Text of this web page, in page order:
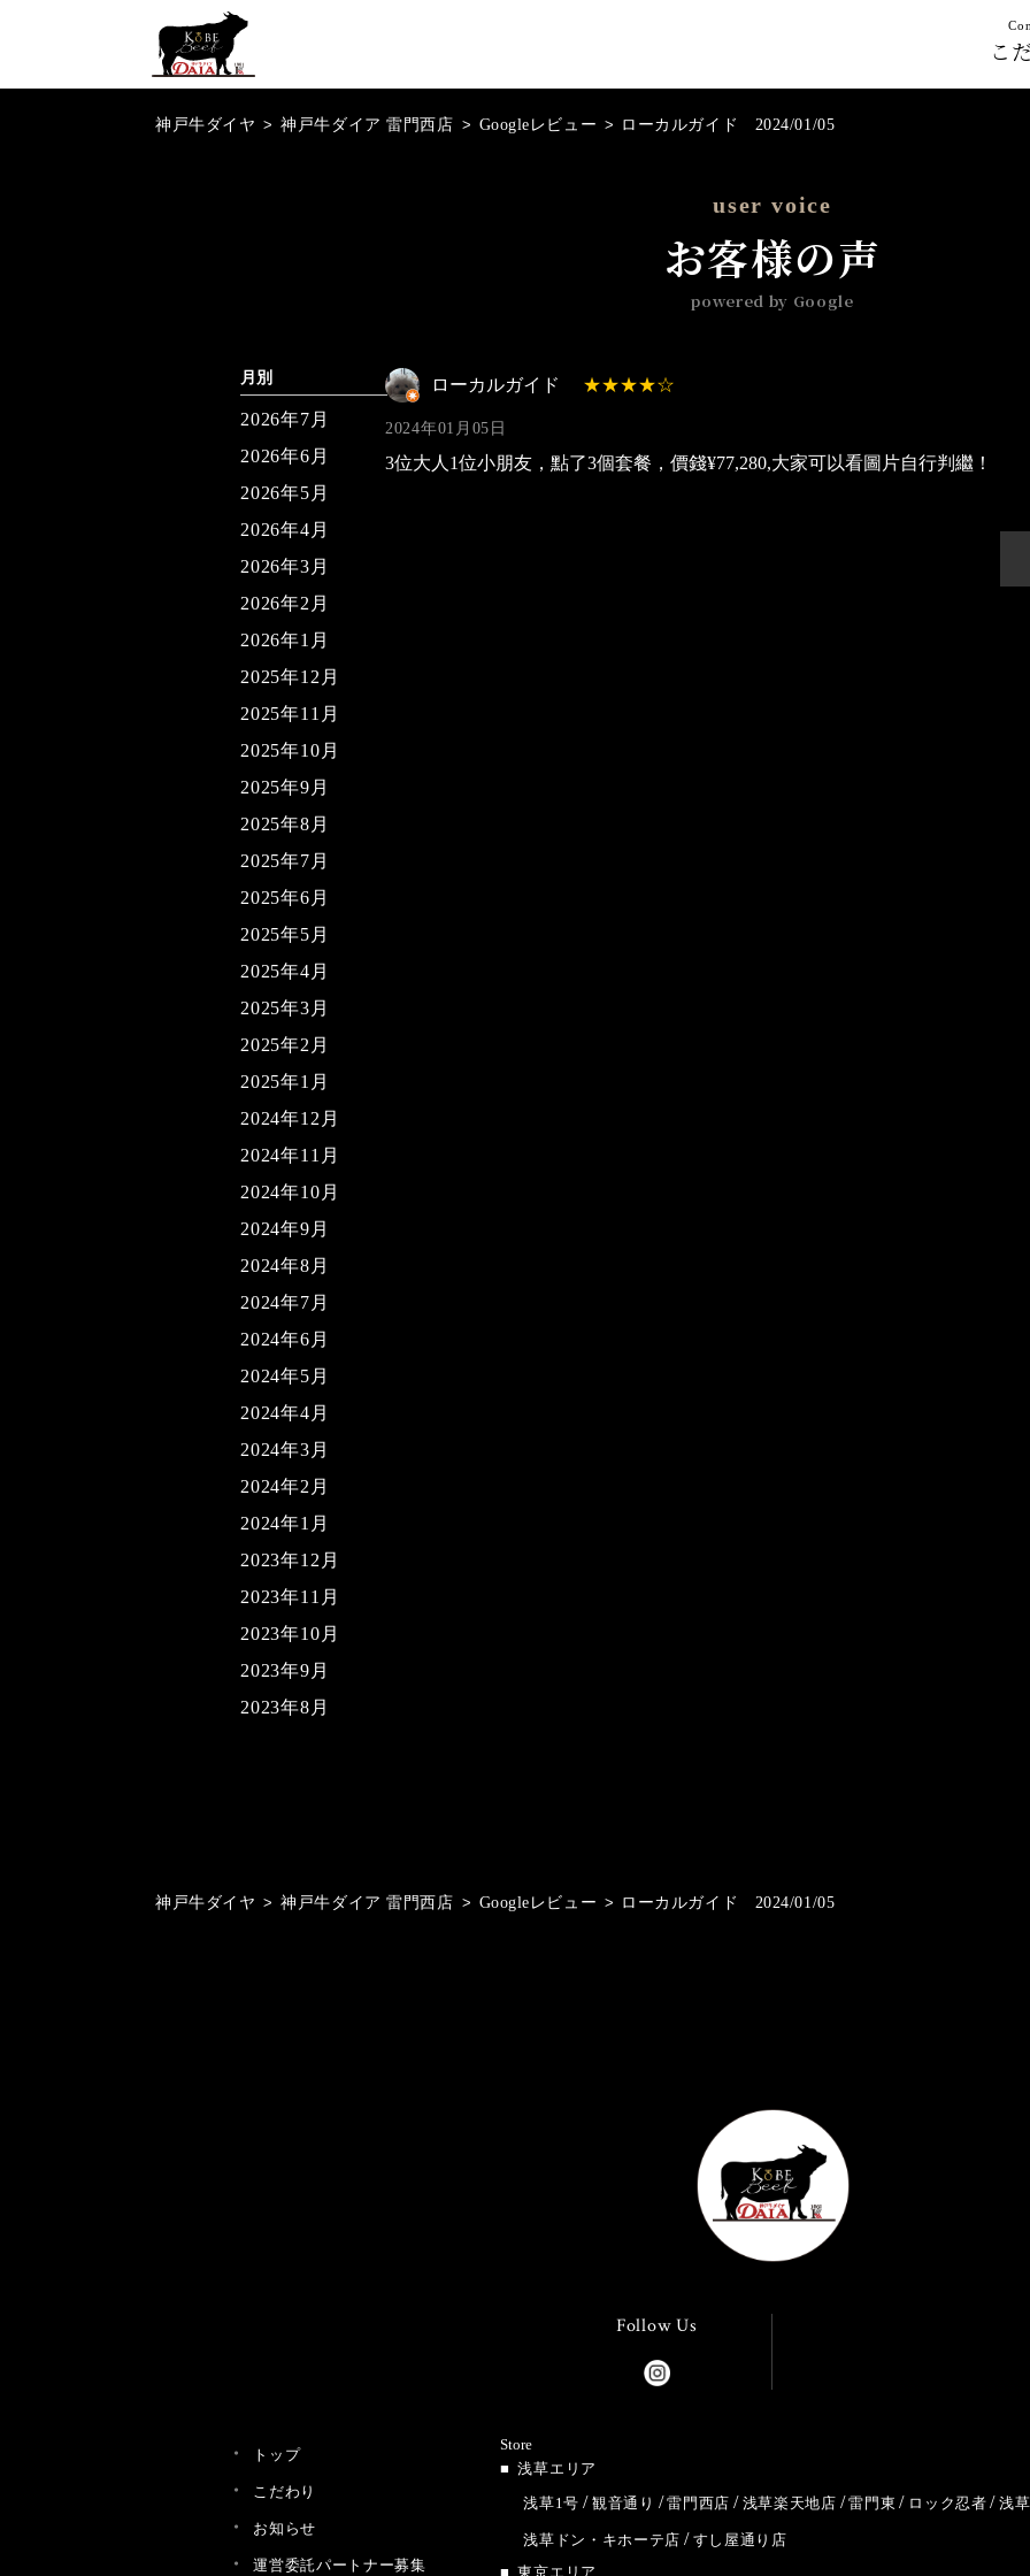
こ
神戸牛ダイヤ > 神戸牛ダイア 雷門西店 > Googleレビュー > ローカルガイド 2024/01/05
user voice
お客様の声
powered by Google
ローカルガイド
2024年01月05日
3位大人1位小朋友，點了3個套餐，價錢¥77,280,大家可以看圖片自行判繼！
月別
2026年7月
2026年6月
2026年5月
2026年4月
2026年3月
2026年2月
2026年1月
2025年12月
2025年11月
2025年10月
2025年9月
2025年8月
2025年7月
2025年6月
2025年5月
2025年4月
2025年3月
2025年2月
2025年1月
2024年12月
2024年11月
2024年10月
2024年9月
2024年8月
2024年7月
2024年6月
2024年5月
2024年4月
2024年3月
2024年2月
2024年1月
2023年12月
2023年11月
2023年10月
2023年9月
2023年8月
神戸牛ダイヤ > 神戸牛ダイア 雷門西店 > Googleレビュー > ローカルガイド 2024/01/05
Follow Us
トップ
こだわり
お知らせ
運営委託パートナー募集
Store
浅草エリア
浅草1号
観音通り 雷門西店 浅草楽天地店 雷門東 ロック忍者 浅
浅草ドン・キホーテ店
すし屋通り店
東京エリア